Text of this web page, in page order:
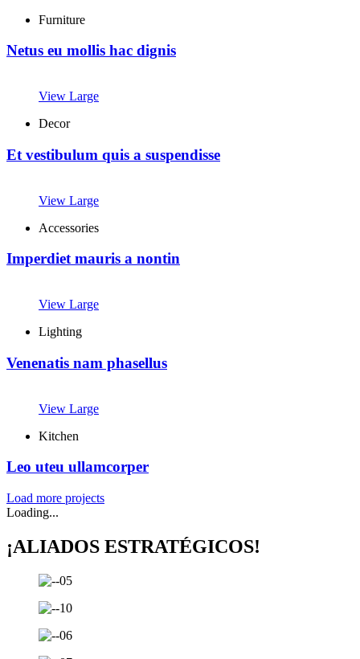
Furniture
Netus eu mollis hac dignis
View Large
Decor
Et vestibulum quis a suspendisse
View Large
Accessories
Imperdiet mauris a nontin
View Large
Lighting
Venenatis nam phasellus
View Large
Kitchen
Leo uteu ullamcorper
Load more projects
Loading...
¡ALIADOS ESTRATÉGICOS!